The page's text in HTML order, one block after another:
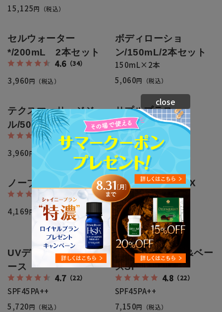
15,125円（税込）
セルウォーター
*/200mL 2本セット
4.6（34）
3,960円（税込）
ボディローショ
ン/150mL/2本セット
150mL×2本
5,060円（税込）
テクスマッサージジェ
ル/50mL
4.8（20）
3,960円（税込）
サプルプラス
4.6（31）
4,169円（税込）
ノーブルプラス
（8）
4,169円（税込）
スカルプガードEX
4.8
内容量:190mL
4,950円（税込）
UVデイクリーム＆ベ
ース
4.7（22）
SPF45PA++
5,720円（税込）
UVデイクリーム&ベー
スSP
4.8 （22）
SPF45PA++
7,150円（税込）
close